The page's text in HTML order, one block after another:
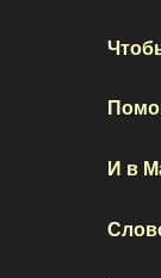
И в